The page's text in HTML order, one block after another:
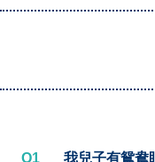
Q1 我兒子有鴛鴦